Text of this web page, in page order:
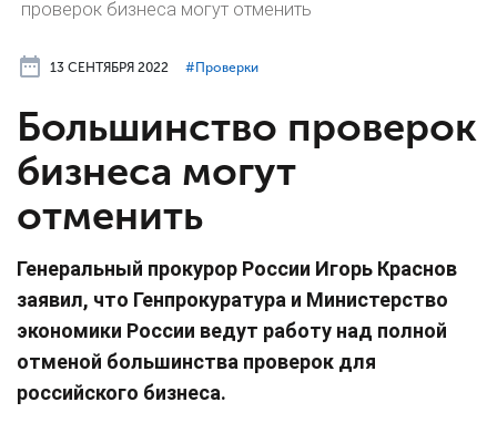
проверок бизнеса могут отменить
13 СЕНТЯБРЯ 2022 #⁣Проверки
Большинство проверок
бизнеса могут
отменить
Генеральный прокурор России Игорь Краснов
заявил, что Генпрокуратура и Министерство
экономики России ведут работу над полной
отменой большинства проверок для
российского бизнеса.